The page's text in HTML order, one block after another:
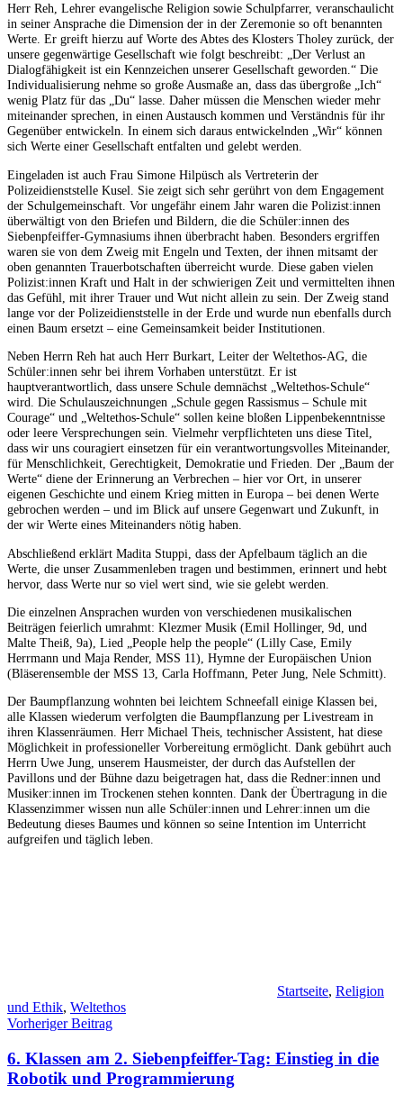
Herr Reh, Lehrer evangelische Religion sowie Schulpfarrer, veranschaulicht
in seiner Ansprache die Dimension der in der Zeremonie so oft benannten
Werte. Er greift hierzu auf Worte des Abtes des Klosters Tholey zurück, der
unsere gegenwärtige Gesellschaft wie folgt beschreibt: „Der Verlust an
Dialogfähigkeit ist ein Kennzeichen unserer Gesellschaft geworden.“ Die
Individualisierung nehme so große Ausmaße an, dass das übergroße „Ich“
wenig Platz für das „Du“ lasse. Daher müssen die Menschen wieder mehr
miteinander sprechen, in einen Austausch kommen und Verständnis für ihr
Gegenüber entwickeln. In einem sich daraus entwickelnden „Wir“ können
sich Werte einer Ge­sellschaft entfalten und gelebt werden.
Eingeladen ist auch Frau Simone Hilpüsch als Vertreterin der
Polizeidienststelle Kusel. Sie zeigt sich sehr gerührt von dem Engagement
der Schulgemeinschaft. Vor ungefähr einem Jahr waren die Po­lizist:innen
überwältigt von den Briefen und Bildern, die die Schüler:innen des
Siebenpfeiffer-Gym­nasiums ihnen überbracht haben. Besonders ergriffen
waren sie von dem Zweig mit Engeln und Texten, der ihnen mitsamt der
oben genannten Trauerbotschaften überreicht wurde. Diese gaben vielen
Polizist:innen Kraft und Halt in der schwierigen Zeit und vermittelten ihnen
das Gefühl, mit ihrer Trauer und Wut nicht allein zu sein. Der Zweig stand
lange vor der Polizei­dienststelle in der Erde und wurde nun ebenfalls durch
einen Baum ersetzt – eine Gemeinsamkeit bei­der Institutio­nen.
Neben Herrn Reh hat auch Herr Burkart, Leiter der Weltethos-AG, die
Schüler:innen sehr bei ihrem Vorhaben unterstützt. Er ist
hauptverantwortlich, dass unsere Schule demnächst „Weltethos-Schu­le“
wird. Die Schulauszeichnungen „Schule gegen Rassismus – Schule mit
Coura­ge“ und „Weltethos-Schule“ sollen keine bloßen Lippenbekenntnisse
oder leere Versprechungen sein. Viel­mehr verpflichteten uns diese Titel,
dass wir uns couragiert einsetzen für ein verantwor­tungsvolles Miteinander,
für Menschlichkeit, Gerechtigkeit, Demokratie und Frieden. Der „Baum der
Werte“ diene der Erinnerung an Verbrechen – hier vor Ort, in unserer
eigenen Geschichte und einem Krieg mitten in Europa – bei denen Werte
gebrochen werden – und im Blick auf unsere Ge­genwart und Zukunft, in
der wir Werte eines Miteinanders nötig haben.
Abschließend erklärt Madita Stuppi, dass der Apfelbaum täglich an die
Werte, die unser Zusam­menleben tragen und bestimmen, erinnert und hebt
hervor, dass Werte nur so viel wert sind, wie sie gelebt werden.
Die einzelnen Ansprachen wurden von verschiedenen musikalischen
Beiträgen feierlich umrahmt: Klezmer Musik (Emil Hollinger, 9d, und
Malte Theiß, 9a), Lied „People help the people“ (Lilly Case, Emily
Herrmann und Maja Render, MSS 11), Hymne der Europäischen Union
(Bläserensemble der MSS 13, Carla Hoffmann, Peter Jung, Nele Schmitt).
Der Baumpflanzung wohnten bei leichtem Schneefall einige Klassen bei,
alle Klassen wiederum verfolgten die Baumpflanzung per Livestream in
ihren Klassenräumen. Herr Mi­chael Theis, techni­scher Assistent, hat diese
Möglichkeit in professioneller Vorbereitung ermög­licht. Dank gebührt auch
Herrn Uwe Jung, unserem Hausmeister, der durch das Aufstellen der
Pavillons und der Bühne dazu beigetragen hat, dass die Redner:innen und
Musiker:innen im Trockenen stehen konnten. Dank der Übertragung in die
Klassenzimmer wissen nun alle Schüler:innen und Lehrer:innen um die
Bedeutung dieses Bau­mes und können so seine Intention im Unterricht
aufgreifen und täglich leben.
Startseite, Religion
und Ethik, Weltethos
Beitragsnavigation
Vorheriger Beitrag
6. Klassen am 2. Siebenpfeiffer-Tag: Einstieg in die
Robotik und Programmierung